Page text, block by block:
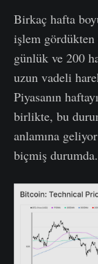
Birkaç hafta
işlem
günlük ve 200
uzun vadeli
Piyasanın
birlikte, bu
anlamına
biçmiş durumda.